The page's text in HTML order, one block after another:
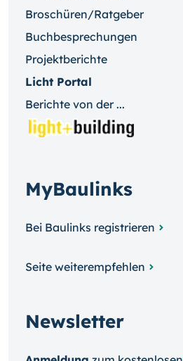
Broschüren/Ratgeber
Buchbesprechungen
Projektberichte
Licht Portal
Berichte von der ...
MyBaulinks
Bei Baulinks registrieren
Seite weiterempfehlen
Newsletter